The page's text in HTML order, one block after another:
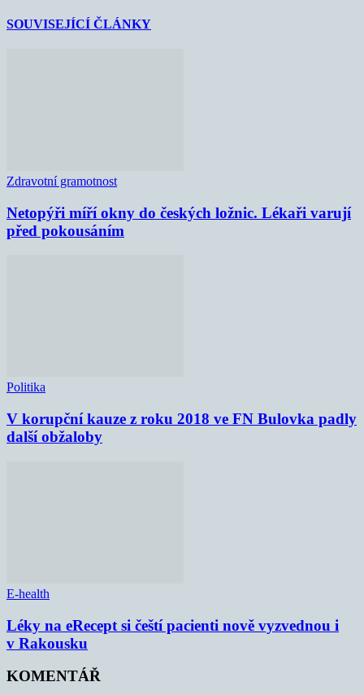
SOUVISEJÍCÍ ČLÁNKY
Zdravotní gramotnost
Netopýři míří okny do českých ložnic. Lékaři varují
před pokousáním
Politika
V korupční kauze z roku 2018 ve FN Bulovka padly
další obžaloby
E-health
Léky na eRecept si čeští pacienti nově vyzvednou i
v Rakousku
KOMENTÁŘ